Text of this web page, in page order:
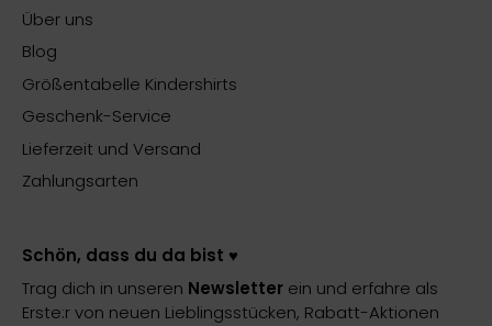
Über uns
Blog
Größentabelle Kindershirts
Geschenk-Service
Lieferzeit und Versand
Zahlungsarten
Schön, dass du da bist ♥️
Trag dich in unseren Newsletter ein und erfahre als
Erste:r von neuen Lieblingsstücken, Rabatt-Aktionen